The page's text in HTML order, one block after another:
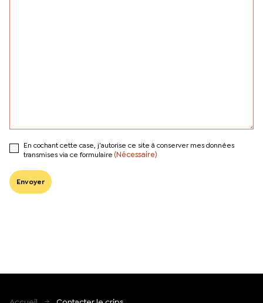
En cochant cette case, j’autorise ce site à conserver mes données
transmises via ce formulaire (Nécessaire)